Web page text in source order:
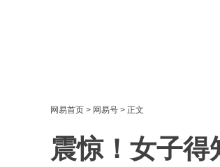
网易首页 > 网易号 > 正文
震惊！女子得